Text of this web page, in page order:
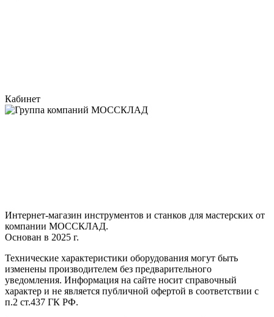
Кабинет
Интернет-магазин инструментов и станков для мастерских от
компании МОССКЛАД.
Основан в 2025 г.
Технические характеристики оборудования могут быть
изменены производителем без предварительного
уведомления. Информация на сайте носит справочный
характер и не является публичной офертой в соответствии с
п.2 ст.437 ГК РФ.